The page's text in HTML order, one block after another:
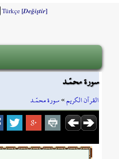
Türkçe[Değiştir]
سورة محمّـد
القرآن الكريم»سورة محمّـد